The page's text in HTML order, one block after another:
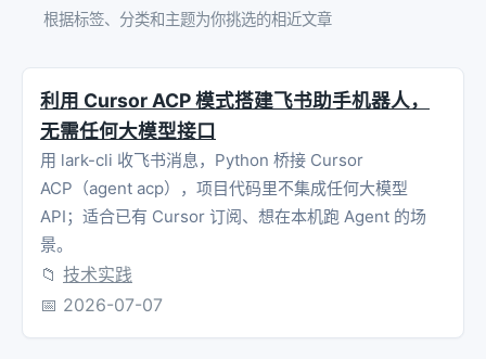
根据标签、分类和主题为你挑选的相近文章
利用 Cursor ACP 模式搭建飞书助手机器人，
无需任何大模型接口
用 lark-cli 收飞书消息，Python 桥接 Cursor
ACP（agent acp），项目代码里不集成任何大模型
API；适合已有 Cursor 订阅、想在本机跑 Agent 的场
景。
📁 技术实践
📅 2026-07-07